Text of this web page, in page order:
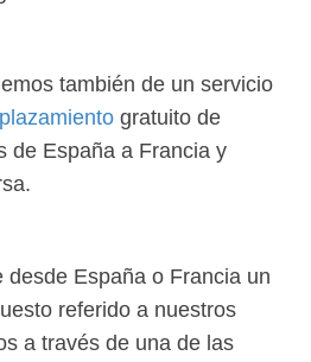
también de un servicio
gratuito de
de España a Francia y
desde España o Francia un
referido a nuestros
a través de una de las